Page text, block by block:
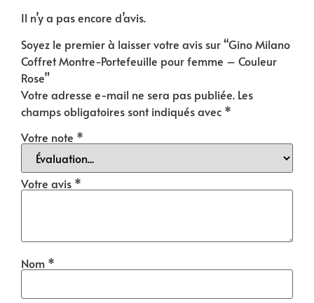
Il n’y a pas encore d’avis.
Soyez le premier à laisser votre avis sur “Gino Milano
Coffret Montre-Portefeuille pour femme – Couleur
Rose”
Votre adresse e-mail ne sera pas publiée. Les
champs obligatoires sont indiqués avec *
Votre note *
Votre avis *
Nom *